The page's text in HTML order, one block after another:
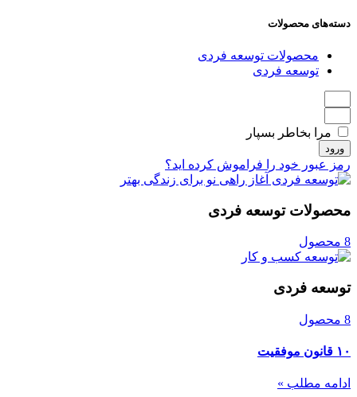
دسته‌های محصولات
محصولات توسعه فردی
توسعه فردی
مرا بخاطر بسپار
ورود
رمز عبور خود را فراموش کرده اید؟
محصولات توسعه فردی
8 محصول
توسعه فردی
8 محصول
۱۰ قانون موفقیت
ادامه مطلب »